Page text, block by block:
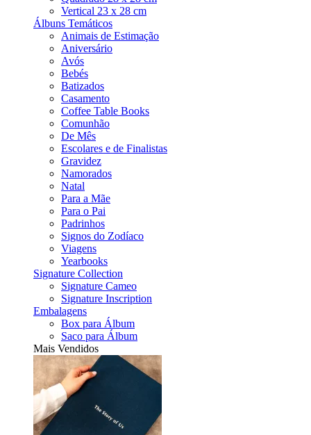
Vertical 23 x 28 cm
Álbuns Temáticos
Animais de Estimação
Aniversário
Avós
Bebés
Batizados
Casamento
Coffee Table Books
Comunhão
De Mês
Escolares e de Finalistas
Gravidez
Namorados
Natal
Para a Mãe
Para o Pai
Padrinhos
Signos do Zodíaco
Viagens
Yearbooks
Signature Collection
Signature Cameo
Signature Inscription
Embalagens
Box para Álbum
Saco para Álbum
Mais Vendidos